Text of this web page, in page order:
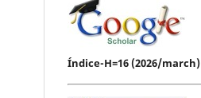
Índice-H=16 (2026/march)